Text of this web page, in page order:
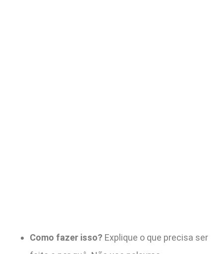
Como fazer isso? Explique o que precisa ser